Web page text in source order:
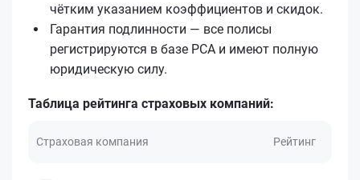
чётким указанием коэффициентов и скидок.
Гарантия подлинности — все полисы
регистрируются в базе РСА и имеют полную
юридическую силу.
Таблица рейтинга страховых компаний:
Страховая компания Рейтинг